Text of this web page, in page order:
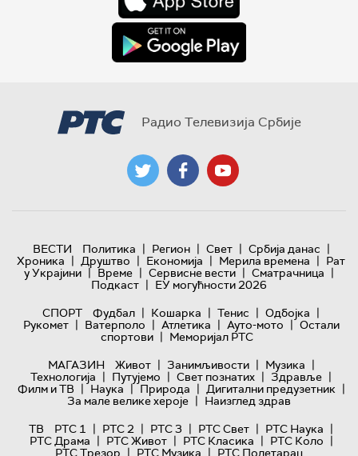
Радио Телевизија Србије
ВЕСТИ Политика | Регион | Свет | Србија данас |
Хроника | Друштво | Економија | Мерила времена | Рат
у Украјини | Време | Сервисне вести | Сматрачница |
Подкаст | ЕУ могућности 2026
СПОРТ
Фудбал | Кошарка | Тенис | Одбојка |
Рукомет | Ватерполо | Атлетика | Ауто-мото | Остали
спортови | Меморијал РТС
МАГАЗИН
Живот | Занимљивости | Музика |
Технологијa | Путујемо | Свет познатих | Здравље |
Филм и ТВ | Наука | Природа | Дигитални предузетник |
За мале велике хероје | Наизглед здрав
ТВ
РТС 1 | РТС 2 | РТС 3 | РТС Свет | РТС Наука |
РТС Драма | РТС Живот | РТС Класика | РТС Коло |
РТС Трезор | РТС Музика | РТС Полетарац